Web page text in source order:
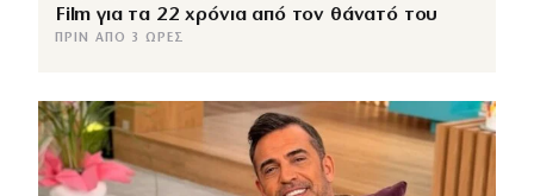
Film για τα 22 χρόνια από τον θάνατό του
ΠΡΙΝ ΑΠΌ 3 ΏΡΕΣ